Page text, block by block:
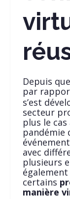
Depuis
par
s’est
secteur
plus le
pandémie
avec
plusieurs
certains
manière